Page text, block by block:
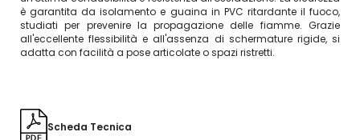
è garantita da isolamento e guaina in PVC ritardante il fuoco,
studiati per prevenire la propagazione delle fiamme. Grazie
all'eccellente flessibilità e all'assenza di schermature rigide, si
adatta con facilità a pose articolate o spazi ristretti.
Scheda Tecnica